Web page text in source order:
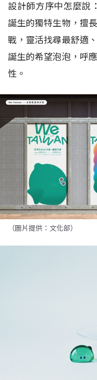
設計師方序中怎麼說
誕生的獨特生物，擅
戰，靈活找尋最舒適
誕生的希望泡泡，呼
性。
（圖片提供：文化部）